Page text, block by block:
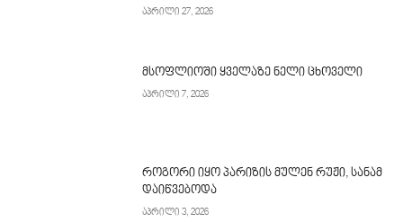
აპრილი 27, 2026
მსოფლიოში ყველაზე ნელი ცხოველი
აპრილი 7, 2026
როგორი იყო პარიზის მულენ რუჟი, სანამ
დაიწვებოდა
აპრილი 3, 2026